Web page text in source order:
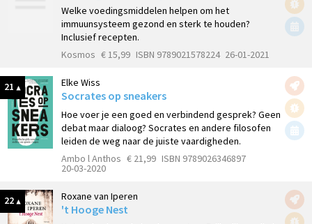
Welke voedingsmiddelen helpen om het
immuunsysteem gezond en sterk te houden?
Inclusief recepten.
Kosmos € 15,99 ISBN 9789021578224 26-01-2021
21 Elke Wiss
Socrates op sneakers
Hoe voer je een goed en verbindend gesprek? Geen
debat maar dialoog? Socrates en andere filosofen
leiden de weg naar de juiste vaardigheden.
Ambo l Anthos € 21,99 ISBN 9789026346897
20-03-2020
22 Roxane van Iperen
't Hooge Nest